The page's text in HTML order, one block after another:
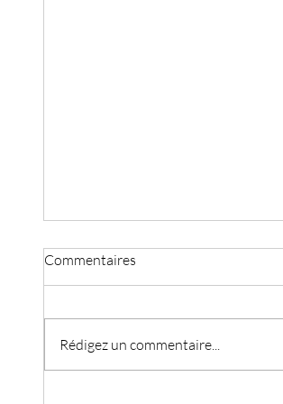
Commentaires
Rédigez un commentaire...